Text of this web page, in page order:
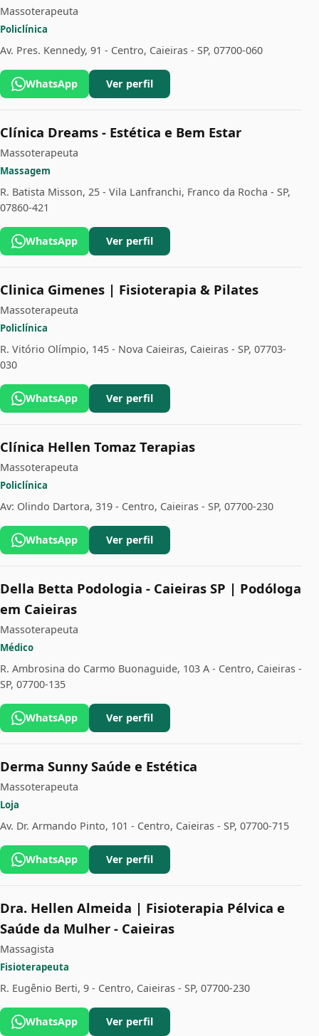
Massoterapeuta
Policlínica
Av. Pres. Kennedy, 91 - Centro, Caieiras - SP, 07700-060
WhatsApp Ver perfil
Clínica Dreams - Estética e Bem Estar
Massoterapeuta
Massagem
R. Batista Misson, 25 - Vila Lanfranchi, Franco da Rocha - SP,
07860-421
WhatsApp Ver perfil
Clinica Gimenes | Fisioterapia & Pilates
Massoterapeuta
Policlínica
R. Vitório Olímpio, 145 - Nova Caieiras, Caieiras - SP, 07703-
030
WhatsApp Ver perfil
Clínica Hellen Tomaz Terapias
Massoterapeuta
Policlínica
Av: Olindo Dartora, 319 - Centro, Caieiras - SP, 07700-230
WhatsApp Ver perfil
Della Betta Podologia - Caieiras SP | Podóloga
em Caieiras
Massoterapeuta
Médico
R. Ambrosina do Carmo Buonaguide, 103 A - Centro, Caieiras -
SP, 07700-135
WhatsApp Ver perfil
Derma Sunny Saúde e Estética
Massoterapeuta
Loja
Av. Dr. Armando Pinto, 101 - Centro, Caieiras - SP, 07700-715
WhatsApp Ver perfil
Dra. Hellen Almeida | Fisioterapia Pélvica e
Saúde da Mulher - Caieiras
Massagista
Fisioterapeuta
R. Eugênio Berti, 9 - Centro, Caieiras - SP, 07700-230
WhatsApp Ver perfil